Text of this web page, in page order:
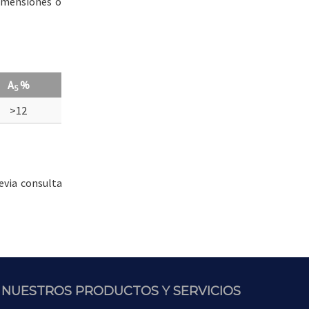
A5%
>12
consulta
NUESTROS PRODUCTOS Y SERVICIOS